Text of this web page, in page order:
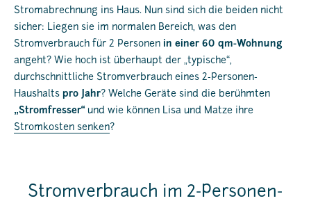
Stromabrechnung ins Haus. Nun sind sich die beiden nicht
sicher: Liegen sie im normalen Bereich, was den
Stromverbrauch für 2 Personen in einer 60 qm-Wohnung
angeht? Wie hoch ist überhaupt der „typische“,
durchschnittliche Stromverbrauch eines 2-Personen-
Haushalts pro Jahr? Welche Geräte sind die berühmten
„Stromfresser“ und wie können Lisa und Matze ihre
Stromkosten senken?
Stromverbrauch im 2-Personen-